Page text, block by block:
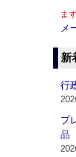
ま
メ
新
行
プ
品